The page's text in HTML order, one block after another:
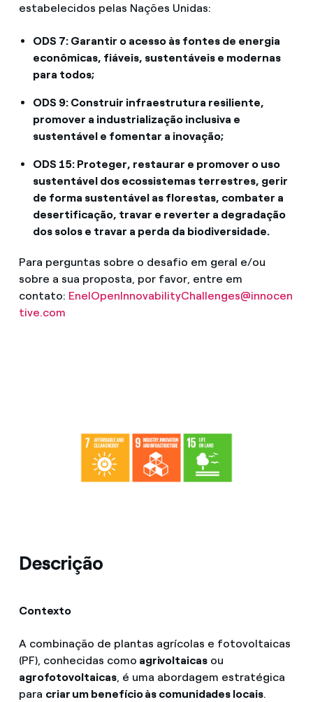
estabelecidos pelas Nações Unidas:
ODS 7: Garantir o acesso às fontes de energia
econômicas, fiáveis, sustentáveis e modernas
para todos;
ODS 9: Construir infraestrutura resiliente,
promover a industrialização inclusiva e
sustentável e fomentar a inovação;
ODS 15: Proteger, restaurar e promover o uso
sustentável dos ecossistemas terrestres, gerir
de forma sustentável as florestas, combater a
desertificação, travar e reverter a degradação
dos solos e travar a perda da biodiversidade.
Para perguntas sobre o desafio em geral e/ou
sobre a sua proposta, por favor, entre em
contato: EnelOpenInnovabilityChallenges@innocen
tive.com
Descrição
Contexto
A combinação de plantas agrícolas e fotovoltaicas
(PF), conhecidas como agrivoltaicasou
agrofotovoltaicas, é uma abordagem estratégica
para criar um benefício às comunidades locais.